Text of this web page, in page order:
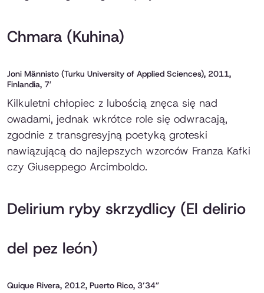
Chmara (Kuhina)
Joni Männisto (Turku University of Applied Sciences), 2011,
Finlandia, 7′
Kilkuletni chłopiec z lubością znęca się nad
owadami, jednak wkrótce role się odwracają,
zgodnie z transgresyjną poetyką groteski
nawiązującą do najlepszych wzorców Franza Kafki
czy Giuseppego Arcimboldo.
Delirium ryby skrzydlicy (El delirio
del pez león)
Quique Rivera, 2012, Puerto Rico, 3’34”